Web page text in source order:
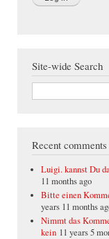
Site-wide Search
Recent comments
Luigi. kannst Du
11 months ago
Bitte einen
years 11 months
Nimmt das
kein 11 years 5